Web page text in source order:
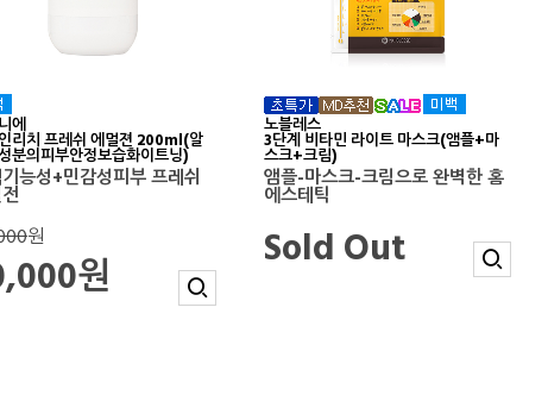
에
리치 프레쉬 에멀젼 200ml(알
분의피부안정보습화이트닝)
능성+민감성피부 프레쉬
원
원
노블레스
3단계 비타민 라이트 마스크(앰플+마
스크+크림)
앰플-마스크-크림으로 완벽한 홈
에스테틱
Sold Out